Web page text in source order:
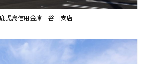
鹿児島信用金庫 谷山支店